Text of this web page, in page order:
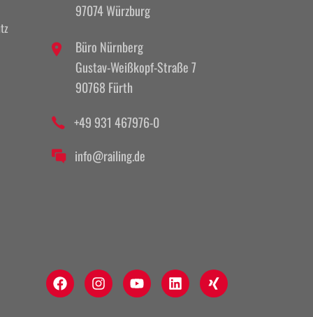
97074 Würzburg
Büro Nürnberg
Gustav-Weißkopf-Straße 7
90768 Fürth
+49 931 467976-0
info@railing.de